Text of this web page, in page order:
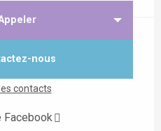
nous
contacts
Facebook